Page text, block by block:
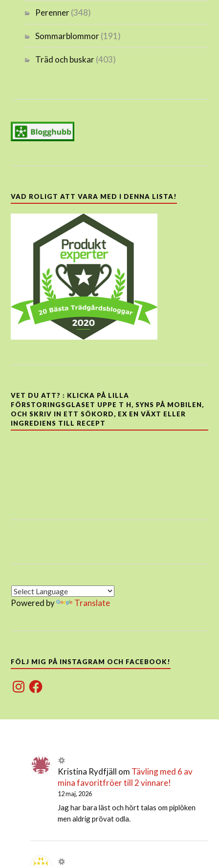
Perenner(348)
Sommarblommor(191)
Träd och buskar(403)
VAD ROLIGT ATT VARA MED I DENNA LISTA!
VET DU ATT? : KLICKA PÅ LILLA
FÖRSTORINGSGLASET UPPE T H, SYNS PÅ MOBILEN,
OCH SKRIV IN ETT SÖKORD, EX EN VÄXT ELLER
INGREDIENS TILL RECEPT
Powered by Translate
FÖLJ MIG PÅ INSTAGRAM OCH FACEBOOK!
InstagramFacebook
Kristina Rydfjäll om Tävling med 6 av
mina favoritfröer till 2 vinnare!
12 maj, 2026
Jag har bara läst och hört talas om piplöken
men aldrig prövat odla.